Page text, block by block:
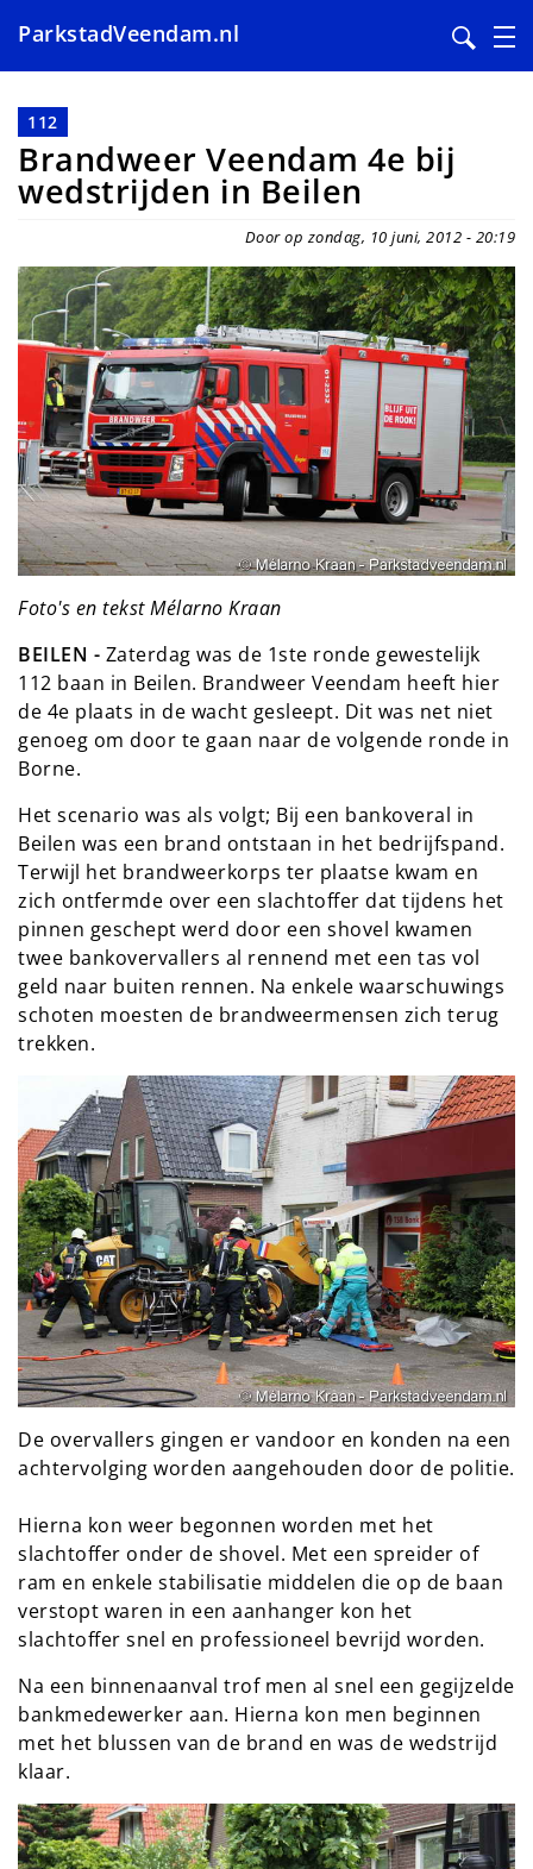
en
naar
de
inhoud
ParkstadVeendam.nl
112
Brandweer Veendam 4e bij
wedstrijden in Beilen
Door op zondag, 10 juni, 2012 - 20:19
Foto's en tekst Mélarno Kraan
BEILEN - Zaterdag was de 1ste ronde gewestelijk
112 baan in Beilen. Brandweer Veendam heeft hier
de 4e plaats in de wacht gesleept. Dit was net niet
genoeg om door te gaan naar de volgende ronde in
Borne.
Het scenario was als volgt; Bij een bankoveral in
Beilen was een brand ontstaan in het bedrijfspand.
Terwijl het brandweerkorps ter plaatse kwam en
zich ontfermde over een slachtoffer dat tijdens het
pinnen geschept werd door een shovel kwamen
twee bankovervallers al rennend met een tas vol
geld naar buiten rennen. Na enkele waarschuwings
schoten moesten de brandweermensen zich terug
trekken.
De overvallers gingen er vandoor en konden na een
achtervolging worden aangehouden door de politie.
Hierna kon weer begonnen worden met het
slachtoffer onder de shovel. Met een spreider of
ram en enkele stabilisatie middelen die op de baan
verstopt waren in een aanhanger kon het
slachtoffer snel en professioneel bevrijd worden.
Na een binnenaanval trof men al snel een gegijzelde
bankmedewerker aan. Hierna kon men beginnen
met het blussen van de brand en was de wedstrijd
klaar.